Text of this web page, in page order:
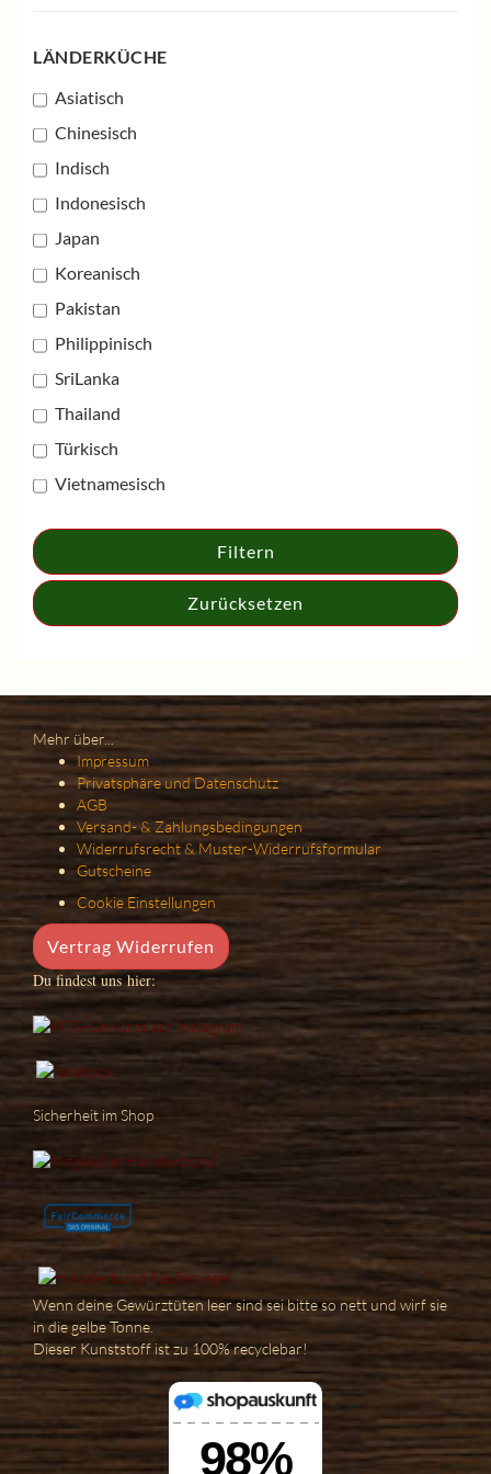
LÄNDERKÜCHE
Asiatisch
Chinesisch
Indisch
Indonesisch
Japan
Koreanisch
Pakistan
Philippinisch
SriLanka
Thailand
Türkisch
Vietnamesisch
Filtern
Zurücksetzen
Mehr über...
Impressum
Privatsphäre und Datenschutz
AGB
Versand- & Zahlungsbedingungen
Widerrufsrecht & Muster-Widerrufsformular
Gutscheine
Cookie Einstellungen
Vertrag Widerrufen
Du findest uns hier:
Sicherheit im Shop
Wenn deine Gewürztüten leer sind sei bitte so nett und wirf sie
in die gelbe Tonne.
Dieser Kunststoff ist zu 100% recyclebar!